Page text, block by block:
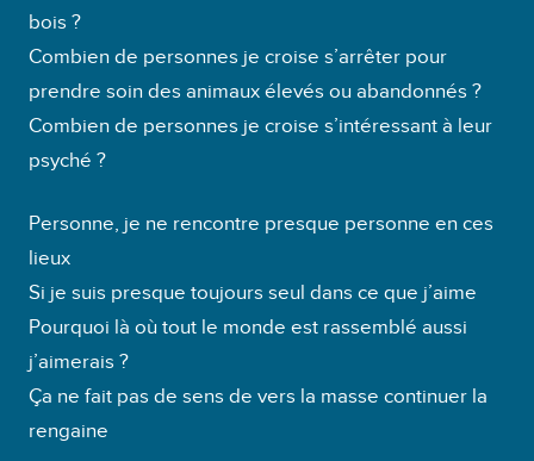
u
r
u
o
bois ?
Combien de personnes je croise s’arrêter pour
prendre soin des animaux élevés ou abandonnés ?
Combien de personnes je croise s’intéressant à leur
psyché ?
Personne, je ne rencontre presque personne en ces
lieux
Si je suis presque toujours seul dans ce que j’aime
Pourquoi là où tout le monde est rassemblé aussi
j’aimerais ?
Ça ne fait pas de sens de vers la masse continuer la
rengaine